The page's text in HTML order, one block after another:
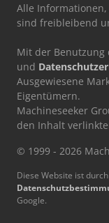
Alle
sind freibleibend
Mit der Benutzung
und
Ausgewiesene
Eigentümern.
Machineseeker
den Inhalt
© 1999 - 2026
Diese Website ist
Google.